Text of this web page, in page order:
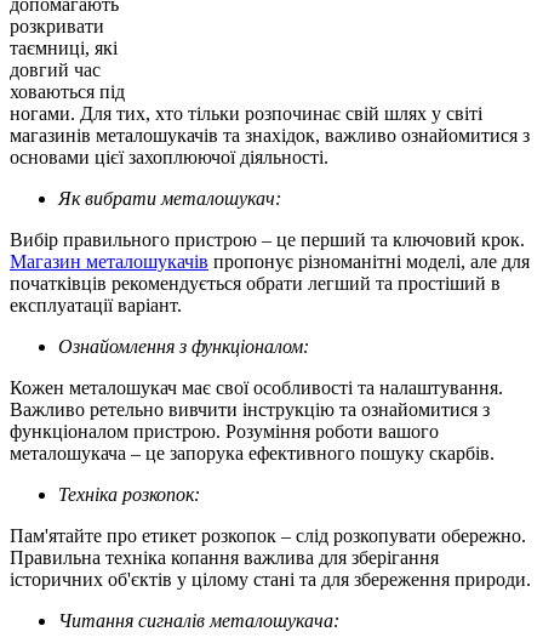
розкривати
таємниці, які
довгий час
ховаються під
ногами. Для тих, хто тільки розпочинає свій шлях у світі
магазинів металошукачів та знахідок, важливо ознайомитися з
основами цієї захоплюючої діяльності.
Як вибрати металошукач:
Вибір правильного пристрою – це перший та ключовий крок.
Магазин металошукачів пропонує різноманітні моделі, але для
початківців рекомендується обрати легший та простіший в
експлуатації варіант.
Ознайомлення з функціоналом:
Кожен металошукач має свої особливості та налаштування.
Важливо ретельно вивчити інструкцію та ознайомитися з
функціоналом пристрою. Розуміння роботи вашого
металошукача – це запорука ефективного пошуку скарбів.
Техніка розкопок:
Пам'ятайте про етикет розкопок – слід розкопувати обережно.
Правильна техніка копання важлива для зберігання
історичних об'єктів у цілому стані та для збереження природи.
Читання сигналів металошукача: